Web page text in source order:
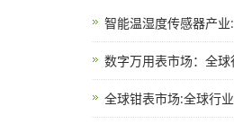
智能温湿度传感器产
数字万用表市场：全
全球钳表市场:全球行